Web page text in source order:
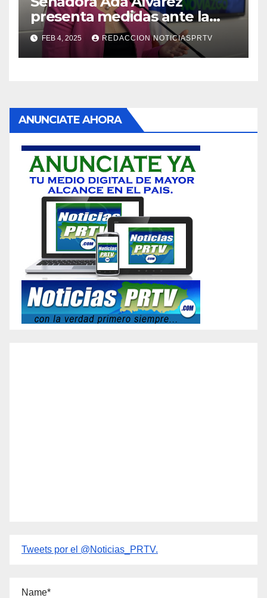
presenta medidas ante la
violencia en el noviazgo
FEB 4, 2025 REDACCION NOTICIASPRTV
ANUNCIATE AHORA
Tweets por el @Noticias_PRTV.
Name*